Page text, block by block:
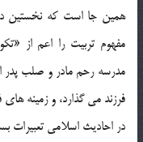
همين جا است كه نخستين
مفهوم تربيت را اعم از
مدرسه رحم مادر و صلب پدر
فرزند مي گذارد، و زمينه
در احاديث اسلامي تعبيرات